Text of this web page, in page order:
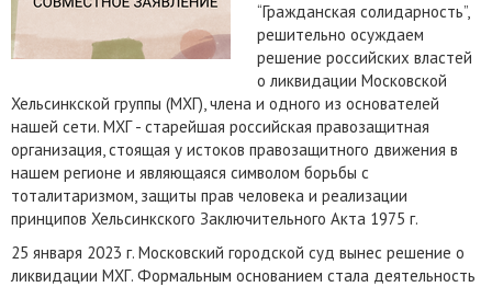
“Гражданская солидарность”,
решительно осуждаем
решение российских властей
о ликвидации Московской
Хельсинкской группы (МХГ), члена и одного из основателей
нашей сети. МХГ - старейшая российская правозащитная
организация, стоящая у истоков правозащитного движения в
нашем регионе и являющаяся символом борьбы с
тоталитаризмом, защиты прав человека и реализации
принципов Хельсинкского Заключительного Акта 1975 г.
25 января 2023 г. Московский городской суд вынес решение о
ликвидации МХГ. Формальным основанием стала деятельность